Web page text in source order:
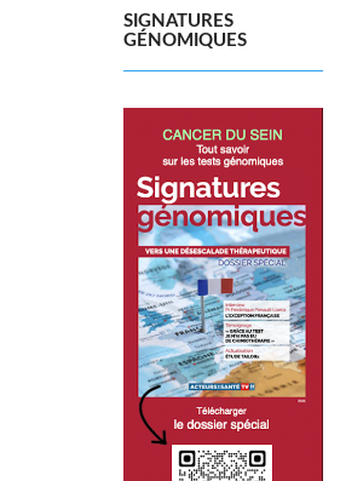
SIGNATURES
GÉNOMIQUES